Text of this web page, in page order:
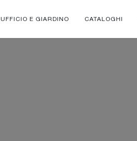
UFFICIO E GIARDINO CATALOGHI